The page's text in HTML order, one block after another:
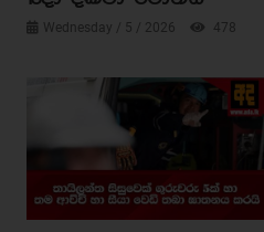
Wednesday / 5 / 2026 478